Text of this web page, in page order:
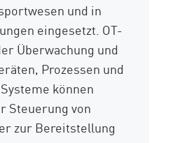
und in
eingesetzt. OT-
Überwachung und
Prozessen und
können
Steuerung von
zur Bereitstellung